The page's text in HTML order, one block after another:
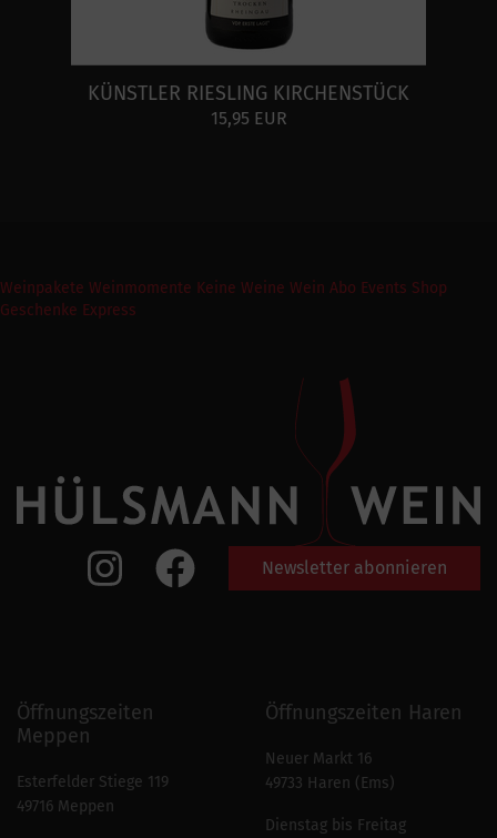
KÜNSTLER RIESLING KIRCHENSTÜCK
15,95 EUR
Weinpakete Weinmomente Keine Weine Wein Abo Events Shop
Geschenke Express
Newsletter abonnieren
Öffnungszeiten
Meppen
Esterfelder Stiege 119
49716 Meppen
Öffnungszeiten Haren
Neuer Markt 16
49733 Haren (Ems)
Dienstag bis Freitag